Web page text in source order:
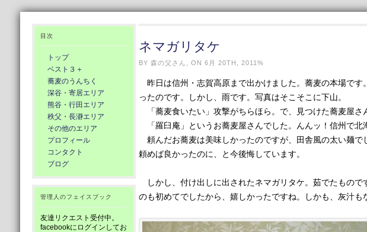
目次
トップ
ベスト３＋
蕎麦のうんちく
深谷・寄居エリア
熊谷・行田エリア
秩父・長瀞エリア
その他のエリア
プロフィール
コンタクト
ブログ
管理人のフェイスブック
友達リクエスト受付中。
facebookにログインしてお
ネマガリタケ
BY 森の父さん, ON 6月 20TH, 2011%
昨日は信州・志賀高原まで出かけました。蕎麦の本場で
ったのです。しかし、雨です。写真はそこそこに下山。
「蕎麦食いたい」攻撃がちらほら。で、見つけた蕎麦屋さ
「羅臼庵」というお蕎麦屋さんでした。んんッ！信州で北
頼んだお蕎麦は美味しかったのですが、田舎風の太い麺
頼めば良かったのに、と今後悔しています。
しかし、付け出しに出されたネマガリタケ。茹でたもの
のも初めてでしたから、嬉しかったですね。しかも、灰汁